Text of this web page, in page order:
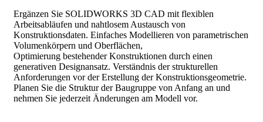
Ergänzen Sie SOLIDWORKS 3D CAD mit flexiblen
Arbeitsabläufen und nahtlosem Austausch von
Konstruktionsdaten. Einfaches Modellieren von parametrischen
Volumenkörpern und Oberflächen,
Optimierung bestehender Konstruktionen durch einen
generativen Designansatz. Verständnis der strukturellen
Anforderungen vor der Erstellung der Konstruktionsgeometrie.
Planen Sie die Struktur der Baugruppe von Anfang an und
nehmen Sie jederzeit Änderungen am Modell vor.